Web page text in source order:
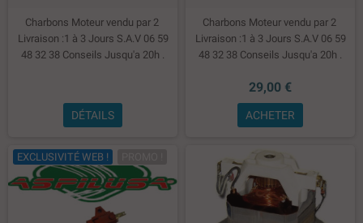
Charbons Moteur vendu par 2
Livraison :1 à 3 Jours S.A.V 06 59
48 32 38 Conseils Jusqu'a 20h .
DÉTAILS
Charbons Moteur vendu par 2
Livraison :1 à 3 Jours S.A.V 06 59
48 32 38 Conseils Jusqu'a 20h .
29,00 €
ACHETER
EXCLUSIVITÉ WEB !